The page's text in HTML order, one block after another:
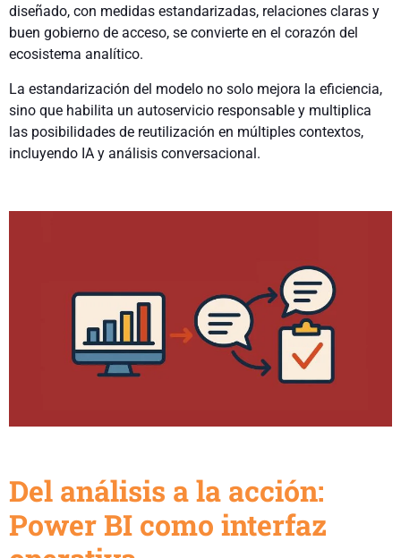
diseñado, con medidas estandarizadas, relaciones claras y
buen gobierno de acceso, se convierte en el corazón del
ecosistema analítico.
La estandarización del modelo no solo mejora la eficiencia,
sino que habilita un autoservicio responsable y multiplica
las posibilidades de reutilización en múltiples contextos,
incluyendo IA y análisis conversacional.
Del análisis a la acción:
Power BI como interfaz